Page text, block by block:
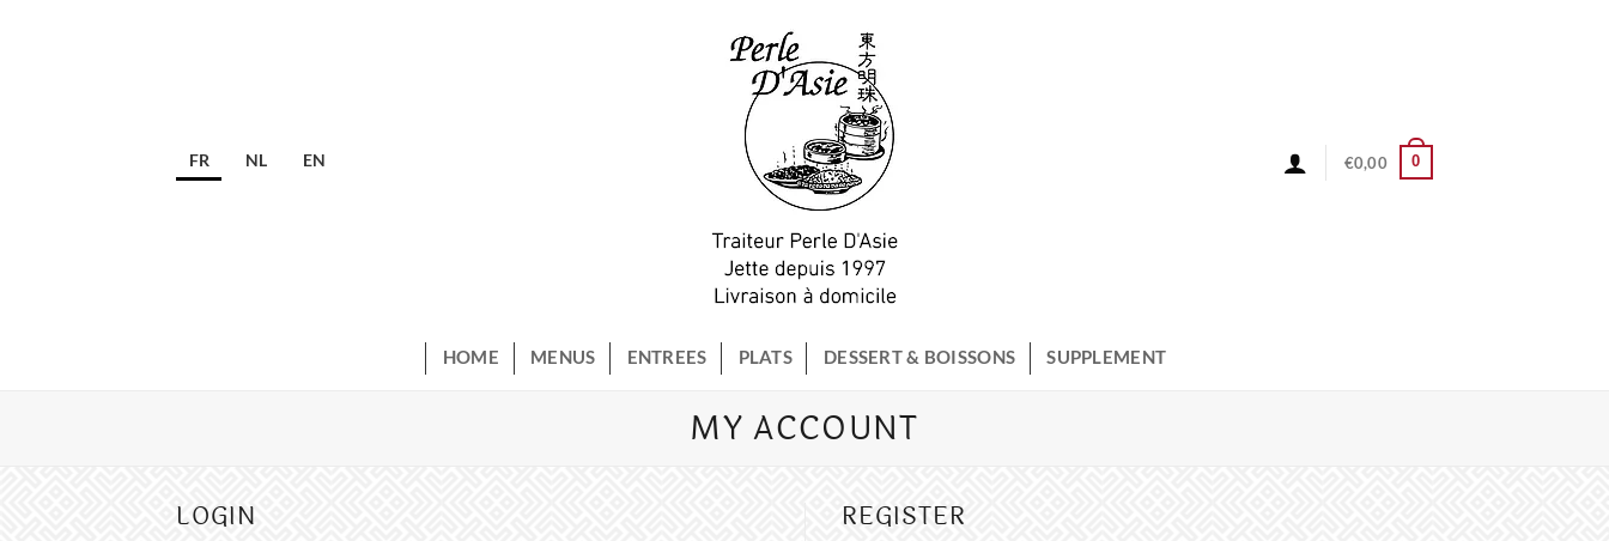
FR NL EN €0,00 0
HOME MENUS ENTREES PLATS DESSERT & BOISSONS SUPPLEMENT
MY ACCOUNT
LOGIN REGISTER